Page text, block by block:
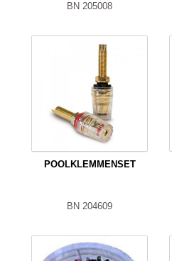
BN 205008
POOLKLEMMENSET
BN 204609